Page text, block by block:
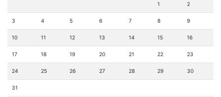
1 2
3 4 5 6 7 8 9
10 11 12 13 14 15 16
17 18 19 20 21 22 23
24 25 26 27 28 29 30
31